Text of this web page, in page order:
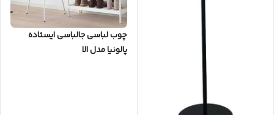
چوب لباسی جالباسی ایستاده
پالونیا مدل الا